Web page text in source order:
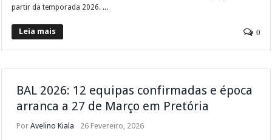
partir da temporada 2026. ...
Leia mais 0
BAL 2026: 12 equipas confirmadas e época
arranca a 27 de Março em Pretória
PorAvelino Kiala 26 Fevereiro, 2026